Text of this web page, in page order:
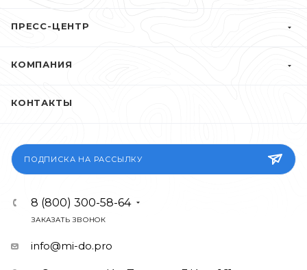
ПРЕСС-ЦЕНТР
КОМПАНИЯ
КОНТАКТЫ
ПОДПИСКА НА РАССЫЛКУ
8 (800) 300-58-64
ЗАКАЗАТЬ ЗВОНОК
info@mi-do.pro